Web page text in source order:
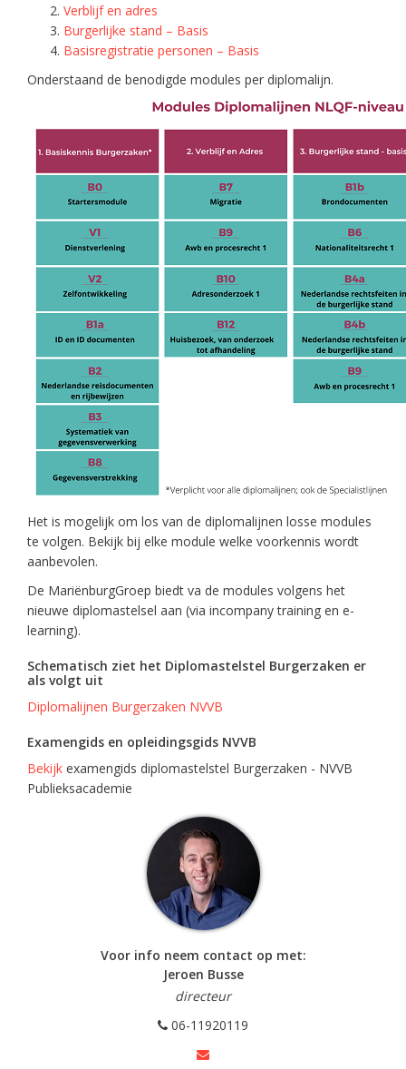
Verblijf en adres
Burgerlijke stand – Basis
Basisregistratie personen – Basis
Onderstaand de benodigde modules per diplomalijn.
Het is mogelijk om los van de diplomalijnen losse modules
te volgen. Bekijk bij elke module welke voorkennis wordt
aanbevolen.
De MariënburgGroep biedt va de modules volgens het
nieuwe diplomastelsel aan (via incompany training en e-
learning).
Schematisch ziet het Diplomastelstel Burgerzaken er
als volgt uit
Diplomalijnen Burgerzaken NVVB
Examengids en opleidingsgids NVVB
Bekijk examengids diplomastelstel Burgerzaken - NVVB
Publieksacademie
Voor info neem contact op met:
Jeroen Busse
directeur
06-11920119